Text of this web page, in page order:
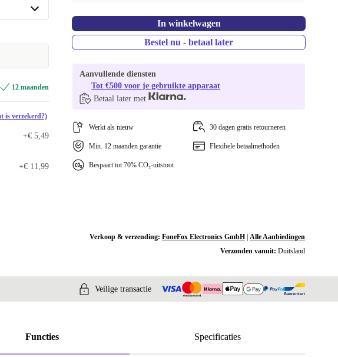
+€ 29,03
+€ 37,38
+€ 101,69
12 maanden
is verzekerd?)
+€ 5,49
+€ 11,99
In winkelwagen
Bestel nu - betaal later
Aanvullende diensten
Tot €500 voor je gebruikte apparaat
Betaal later met
Werkt als nieuw 30 dagen gratis retourneren
Min. 12 maanden garantie Flexibele betaalmethoden
Bespaart tot 70% CO₂-uitstoot
Verkoop & verzending: FoneFox Electronics GmbH| Alle Aanbiedingen
Verzonden vanuit: Duitsland
Veilige transactie
Functies Specificaties